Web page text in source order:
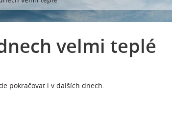
velmi teplé
pokračovat i v dalších dnech.